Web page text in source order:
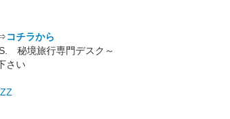
コチラから
秘境旅行専門デスク～
さい